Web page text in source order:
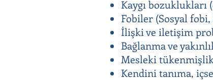
Kaygı bozuklukları
Fobiler (Sosyal
İlişki ve iletişim
Bağlanma ve
Mesleki
Kendini tanıma,